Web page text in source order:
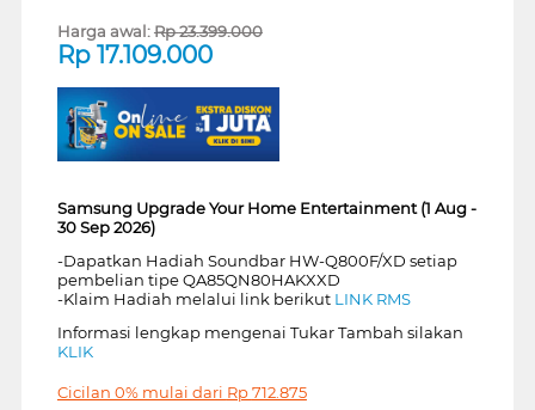
Harga awal:Rp23.399.000
Rp 17.109.000
Samsung Upgrade Your Home Entertainment (1 Aug -
30 Sep 2026)
-Dapatkan Hadiah Soundbar HW-Q800F/XD setiap
pembelian tipe QA85QN80HAKXXD
-Klaim Hadiah melalui link berikut LINK RMS
Informasi lengkap mengenai Tukar Tambah silakan
KLIK
Cicilan 0% mulai dari Rp712.875